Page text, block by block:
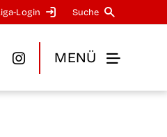
Log­in Suche
MENÜ